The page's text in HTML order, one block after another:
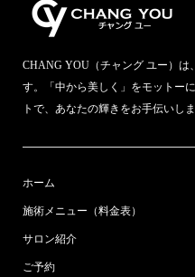
CHANG YOU（チャング ユー）は
す。「中から美しく」をモットー
トで、あなたの輝きをお手伝いしま
ホーム
施術メニュー（料金表）
サロン紹介
ご予約